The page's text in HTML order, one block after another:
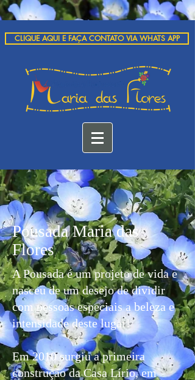
CLIQUE AQUI E FAÇA CONTATO VIA WHATS APP
Pousada Maria das
Flores
A Pousada é um projeto de vida e
nasceu de um desejo de dividir
com pessoas especiais a beleza e
intensidade deste lugar!
Em 2010 surgiu a primeira
construção da Casa Lírio, em